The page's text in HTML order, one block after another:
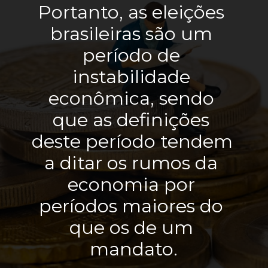
Portanto, as eleições
brasileiras são um
período de
instabilidade
econômica, sendo
que as definições
deste período tendem
a ditar os rumos da
economia por
períodos maiores do
que os de um
mandato.